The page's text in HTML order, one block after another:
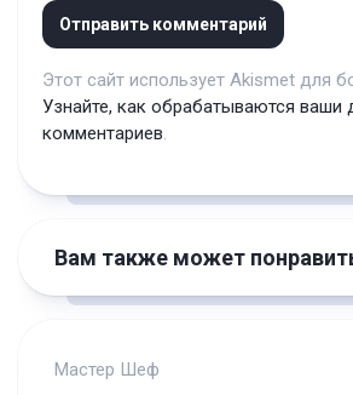
Этот сайт использует Akismet для
Узнайте, как обрабатываются ваши
комментариев.
Вам также может
Мастер Шеф